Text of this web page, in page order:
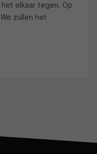
elkaar tegen. Op
zullen het